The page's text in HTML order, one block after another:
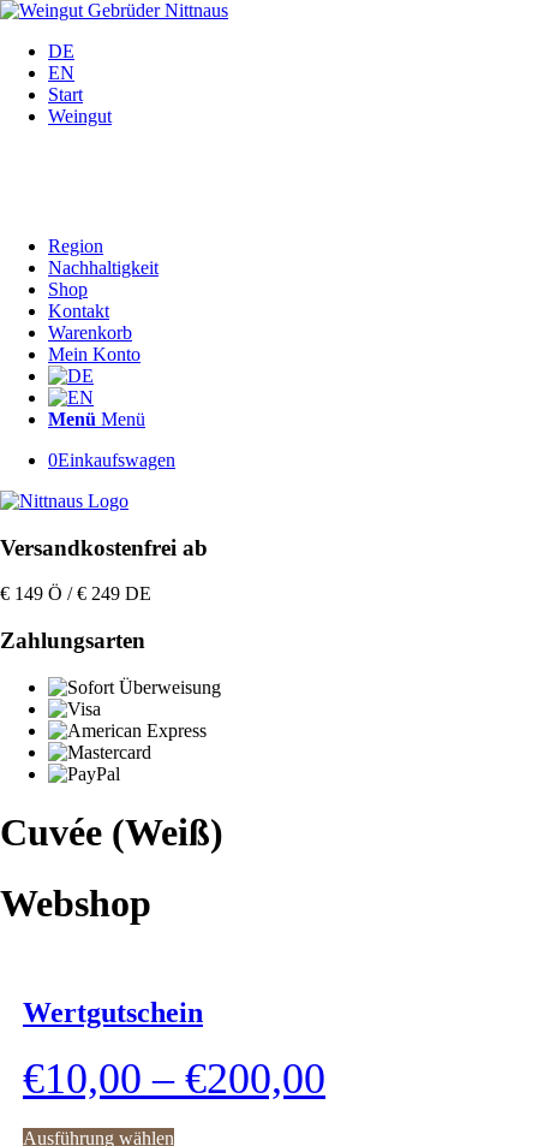
DE
EN
Start
Weingut
Region
Nachhaltigkeit
Shop
Kontakt
Warenkorb
Mein Konto
Menü Menü
0Einkaufswagen
Versandkostenfrei ab
€ 149 Ö / € 249 DE
Zahlungsarten
Cuvée (Weiß)
Webshop
Wertgutschein
€10,00 – €200,00
Ausführung wählen